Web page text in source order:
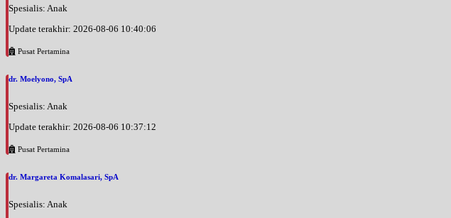
Spesialis: Anak
Update terakhir: 2026-08-06 10:40:06
Pusat Pertamina
dr. Moelyono, SpA
Spesialis: Anak
Update terakhir: 2026-08-06 10:37:12
Pusat Pertamina
dr. Margareta Komalasari, SpA
Spesialis: Anak